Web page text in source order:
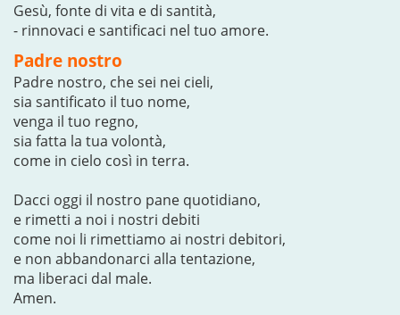
Gesù, fonte di vita e di santità,
- rinnovaci e santificaci nel tuo amore.
Padre nostro
Padre nostro, che sei nei cieli,
sia santificato il tuo nome,
venga il tuo regno,
sia fatta la tua volontà,
come in cielo così in terra.
Dacci oggi il nostro pane quotidiano,
e rimetti a noi i nostri debiti
come noi li rimettiamo ai nostri debitori,
e non abbandonarci alla tentazione,
ma liberaci dal male.
Amen.